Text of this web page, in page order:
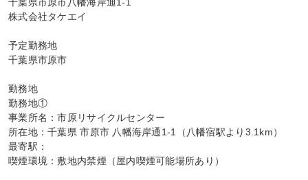
株式会社タケエイ
予定勤務地
千葉県市原市
勤務地
勤務地①
事業所名：市原リサイクルセンター
所在地：千葉県 市原市 八幡海岸通1-1（八幡宿駅より3.1km）
最寄駅：
喫煙環境：敷地内禁煙（屋内喫煙可能場所あり）